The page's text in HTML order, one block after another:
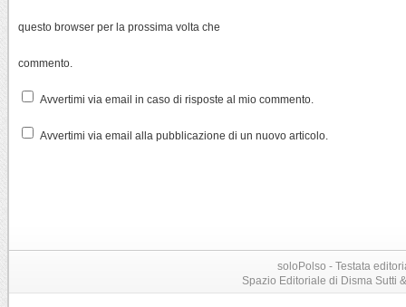
questo browser per la prossima volta che
commento.
Avvertimi via email in caso di risposte al mio commento.
Avvertimi via email alla pubblicazione di un nuovo articolo.
soloPolso - Testata
Spazio Editoriale di Disma Sutti